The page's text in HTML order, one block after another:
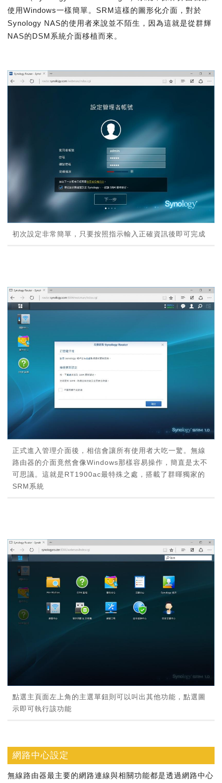
使用Windows一樣簡單。SRM這樣的圖形化介面，對於
Synology NAS的使用者來說並不陌生，因為這就是從群輝
NAS的DSM系統介面移植而來。
初次設定非常簡單，只要按照指示輸入正確資訊後即可完成
正式進入管理介面後，相信會讓所有使用者大吃一驚。無線
路由器的介面竟然會像Windows那樣容易操作，簡直是太不
可思議。這就是RT1900ac最特殊之處，搭載了群暉獨家的
SRM系統
點選主頁面左上角的主選單鈕則可以叫出其他功能，點選圖
示即可執行該功能
網路中心設定
無線路由器最主要的網路連線與相關功能都是透過網路中心